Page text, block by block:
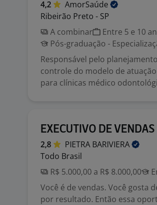
4,2
AmorSaúde
Ribeirão Preto - SP
A combinar
Entre 5 e 10
Pós-graduação -
Responsável pelo
controle do modelo de
para clínicas médico
EXECUTIVO DE
2,8 PIETRA BARIVIERA
Todo Brasil
R$ 5.000,00 a R$ 8.000,00
Você é de vendas. Você gosta
por resultado. Então essa